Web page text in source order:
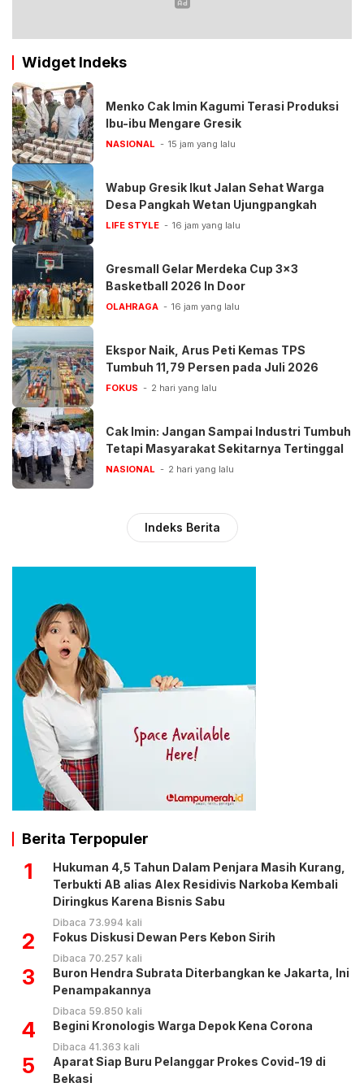
Widget Indeks
Menko Cak Imin Kagumi Terasi Produksi
Ibu-ibu Mengare Gresik
NASIONAL 15 jam yang lalu
Wabup Gresik Ikut Jalan Sehat Warga
Desa Pangkah Wetan Ujungpangkah
LIFE STYLE 16 jam yang lalu
Gresmall Gelar Merdeka Cup 3×3
Basketball 2026 In Door
OLAHRAGA 16 jam yang lalu
Ekspor Naik, Arus Peti Kemas TPS
Tumbuh 11,79 Persen pada Juli 2026
FOKUS 2 hari yang lalu
Cak Imin: Jangan Sampai Industri Tumbuh
Tetapi Masyarakat Sekitarnya Tertinggal
NASIONAL 2 hari yang lalu
Indeks Berita
Berita Terpopuler
1
Hukuman 4,5 Tahun Dalam Penjara Masih Kurang,
Terbukti AB alias Alex Residivis Narkoba Kembali
Diringkus Karena Bisnis Sabu
Dibaca 73.994 kali
2 Fokus Diskusi Dewan Pers Kebon Sirih
Dibaca 70.257 kali
3
Buron Hendra Subrata Diterbangkan ke Jakarta, Ini
Penampakannya
Dibaca 59.850 kali
4 Begini Kronologis Warga Depok Kena Corona
Dibaca 41.363 kali
5
Aparat Siap Buru Pelanggar Prokes Covid-19 di
Bekasi